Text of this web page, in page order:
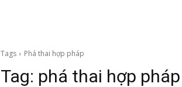
Tags Phá thai hợp pháp
Tag: phá thai hợp pháp